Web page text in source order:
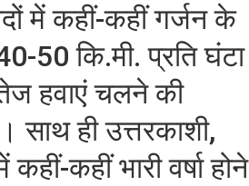
में कहीं-कहीं गर्जन के
50 कि.मी. प्रति घंटा
हवाएं चलने की
साथ ही उत्तरकाशी,
कहीं भारी वर्षा होने